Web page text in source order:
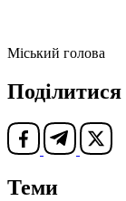
Поділитися
Теми